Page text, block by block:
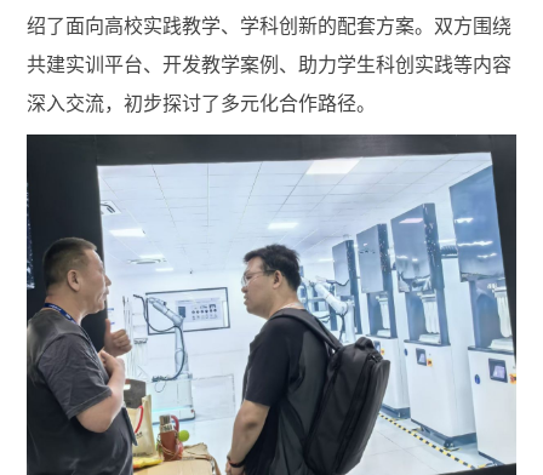
绍了面向高校实践教学、学科创新的配套方案。双方围绕
共建实训平台、开发教学案例、助力学生科创实践等内容
深入交流，初步探讨了多元化合作路径。